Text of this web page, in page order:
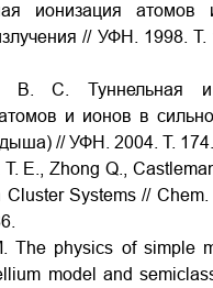
ионизация
// УФН. 1998.
В. С. Туннельная и
и ионов в
// УФН. 2004. Т.
E., Zhong Q.,
Cluster Systems // Chem.
The physics of simple
model and